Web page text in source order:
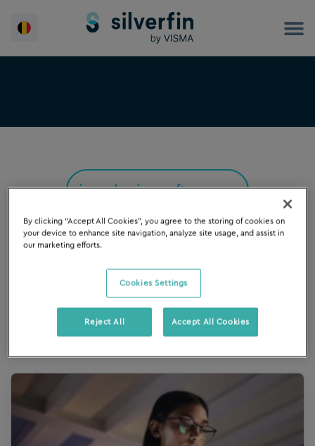
naar
FILTER OP
Reset
By clicking “Accept All Cookies”, you agree to the storing of cookies on
your device to enhance site navigation, analyze site usage, and assist in
our marketing efforts.
Cookies Settings
Reject All Accept All Cookies